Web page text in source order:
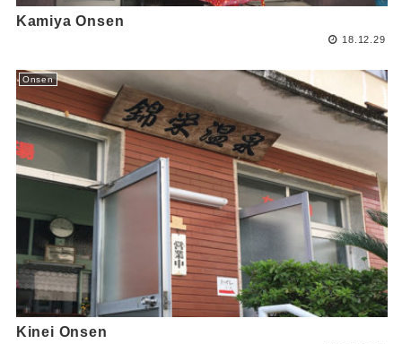
Kamiya Onsen
18.12.29
Onsen
Kinei Onsen